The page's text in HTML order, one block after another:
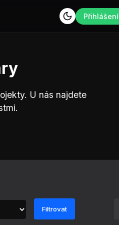
Přihlášení
U nás najdete
Filtrovat